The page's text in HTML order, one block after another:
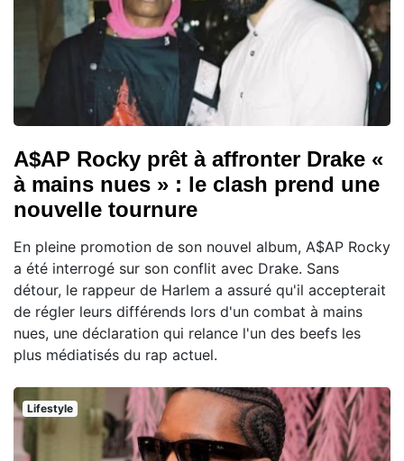
A$AP Rocky prêt à affronter Drake «
à mains nues » : le clash prend une
nouvelle tournure
En pleine promotion de son nouvel album, A$AP Rocky
a été interrogé sur son conflit avec Drake. Sans
détour, le rappeur de Harlem a assuré qu'il accepterait
de régler leurs différends lors d'un combat à mains
nues, une déclaration qui relance l'un des beefs les
plus médiatisés du rap actuel.
Lifestyle